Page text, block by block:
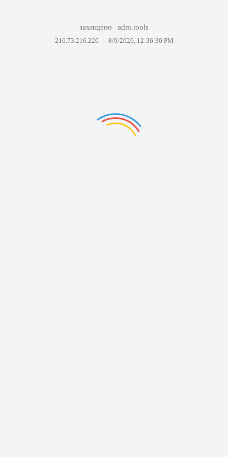
захищено adm.tools
216.73.216.220 — 8/9/2026, 12:36:30 PM